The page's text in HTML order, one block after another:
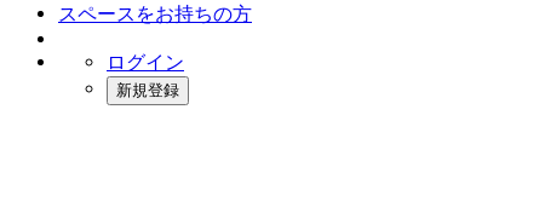
スペースをお持ちの方
ログイン
新規登録